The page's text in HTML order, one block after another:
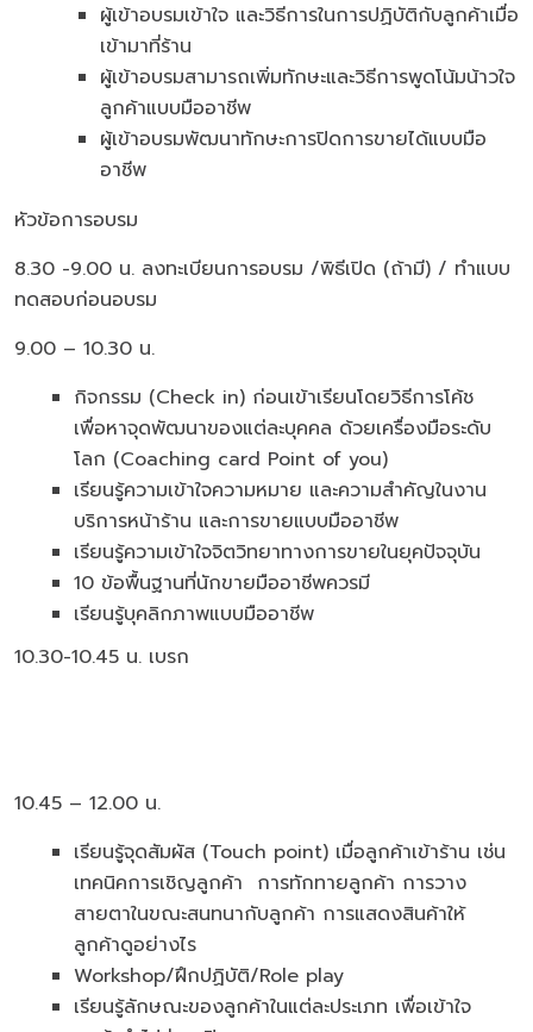
ผู้เข้าอบรมเข้าใจ และวิธีการในการปฏิบัติกับลูกค้าเมื่อ
เข้ามาที่ร้าน
ผู้เข้าอบรมสามารถเพิ่มทักษะและวิธีการพูดโน้มน้าวใจ
ลูกค้าแบบมืออาชีพ
ผู้เข้าอบรมพัฒนาทักษะการปิดการขายได้แบบมือ
อาชีพ
หัวข้อการอบรม
8.30 -9.00 น. ลงทะเบียนการอบรม /พิธีเปิด (ถ้ามี) / ทำแบบ
ทดสอบก่อนอบรม
9.00 – 10.30 น.
กิจกรรม (Check in) ก่อนเข้าเรียนโดยวิธีการโค้ช
เพื่อหาจุดพัฒนาของแต่ละบุคคล ด้วยเครื่องมือระดับ
โลก (Coaching card Point of you)
เรียนรู้ความเข้าใจความหมาย และความสำคัญในงาน
บริการหน้าร้าน และการขายแบบมืออาชีพ
เรียนรู้ความเข้าใจจิตวิทยาทางการขายในยุคปัจจุบัน
10 ข้อพื้นฐานที่นักขายมืออาชีพควรมี
เรียนรู้บุคลิกภาพแบบมืออาชีพ
10.30-10.45 น. เบรก
10.45 – 12.00 น.
เรียนรู้จุดสัมผัส (Touch point) เมื่อลูกค้าเข้าร้าน เช่น
เทคนิคการเชิญลูกค้า การทักทายลูกค้า การวาง
สายตาในขณะสนทนากับลูกค้า การแสดงสินค้าให้
ลูกค้าดูอย่างไร
Workshop/ฝึกปฏิบัติ/Role play
เรียนรู้ลักษณะของลูกค้าในแต่ละประเภท เพื่อเข้าใจ